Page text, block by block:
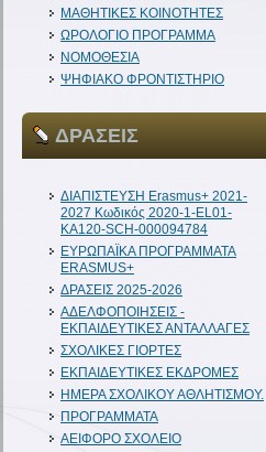
ΜΑΘΗΤΙΚΕΣ ΚΟΙΝΟΤΗΤΕΣ
ΩΡΟΛΟΓΙΟ ΠΡΟΓΡΑΜΜΑ
ΝΟΜΟΘΕΣΙΑ
ΨΗΦΙΑΚΟ ΦΡΟΝΤΙΣΤΗΡΙΟ
ΔΡΑΣΕΙΣ
ΔIAΠΙΣΤΕΥΣΗ Erasmus+ 2021-
2027 Κωδικός 2020-1-EL01-
KA120-SCH-000094784
ΕΥΡΩΠΑΪΚΑ ΠΡΟΓΡΑΜΜΑΤΑ
ERASMUS+
ΔΡΑΣΕΙΣ 2025-2026
ΑΔΕΛΦΟΠΟΙΗΣΕΙΣ -
ΕΚΠΑΙΔΕΥΤΙΚΕΣ ΑΝΤΑΛΛΑΓΕΣ
ΣΧΟΛΙΚΕΣ ΓΙΟΡΤΕΣ
ΕΚΠΑΙΔΕΥΤΙΚΕΣ ΕΚΔΡΟΜΕΣ
ΗΜΕΡΑ ΣΧΟΛΙΚΟΥ ΑΘΛΗΤΙΣΜΟΥ.
ΠΡΟΓΡΑΜΜΑΤΑ
ΑΕΙΦΟΡΟ ΣΧΟΛΕΙΟ